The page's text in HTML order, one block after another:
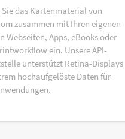
das Kartenmaterial von
zusammen mit Ihren eigenen
Webseiten, Apps, eBooks oder
ein. Unsere API-
unterstützt Retina-Displays
hochaufgelöste Daten für